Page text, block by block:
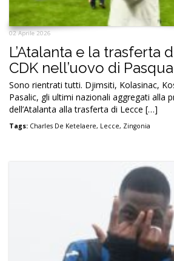
02 Aprile 2026
L’Atalanta e la trasferta
CDK nell’uovo di Pasqua
Sono rientrati tutti. Djimsiti, Kolasinac,
Pasalic, gli ultimi nazionali aggregati alla
dell’Atalanta alla trasferta di Lecce […]
Tags: Charles De Ketelaere, Lecce, Zingonia